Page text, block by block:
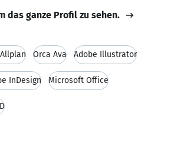
das ganze Profil zu sehen.
Orca Ava Adobe Illustrator
InDesign Microsoft Office